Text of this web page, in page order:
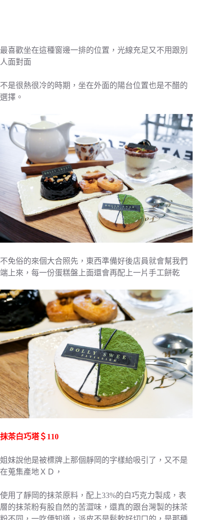
最喜歡坐在這種窗邊一排的位置，光線充足又不用跟別
人面對面
不是很熱很冷的時期，坐在外面的陽台位置也是不醋的
選擇。
不免俗的來個大合照先，東西準備好後店員就會幫我們
端上來，每一份蛋糕盤上面還會再配上一片手工餅乾
抹茶白巧塔＄110
姐妹說他是被標牌上那個靜岡的字樣給吸引了，又不是
在蒐集產地ＸＤ，
使用了靜岡的抹茶原料，配上33%的白巧克力製成，表
層的抹茶粉有股自然的苦澀味，還真的跟台灣製的抹茶